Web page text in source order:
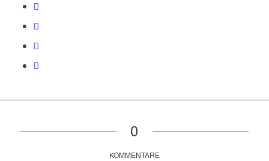
0
KOMMENTARE